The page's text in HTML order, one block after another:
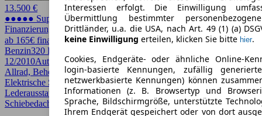
Interessen erfolgt. Die Einwilligung
Übermittlung bestimmter
Drittländer, u.a. die USA, nach Art. 49 (1) (a)
keine Einwilligung erteilen, klicken Sie bitte hier.
Cookies, Endgeräte- oder ähnliche Online-
login-basierte Kennungen, zufällig
netzwerkbasierte Kennungen) können
Informationen (z. B. Browsertyp und
Sprache, Bildschirmgröße, unterstützte
Ihrem Endgerät gespeichert oder von dort
13.500 €
●●●●● Super Preis
Finanzierung möglich
ab 165€ finanzieren ↗
Benzin320 PS (235 kW)
12/2010AutomatikLimousine4 Türen
Allrad, Beheizbares Lenkrad, Bi-Xenon Scheinwerfer, Einparkhilfe,
Elektrische Sitze, Garantie, HU/AU neu, Kurvenlicht,
Lederausstattung, Lichtsensor, Regensensor, Scheckheftgepflegt,
Schiebedach, Sitzheizung